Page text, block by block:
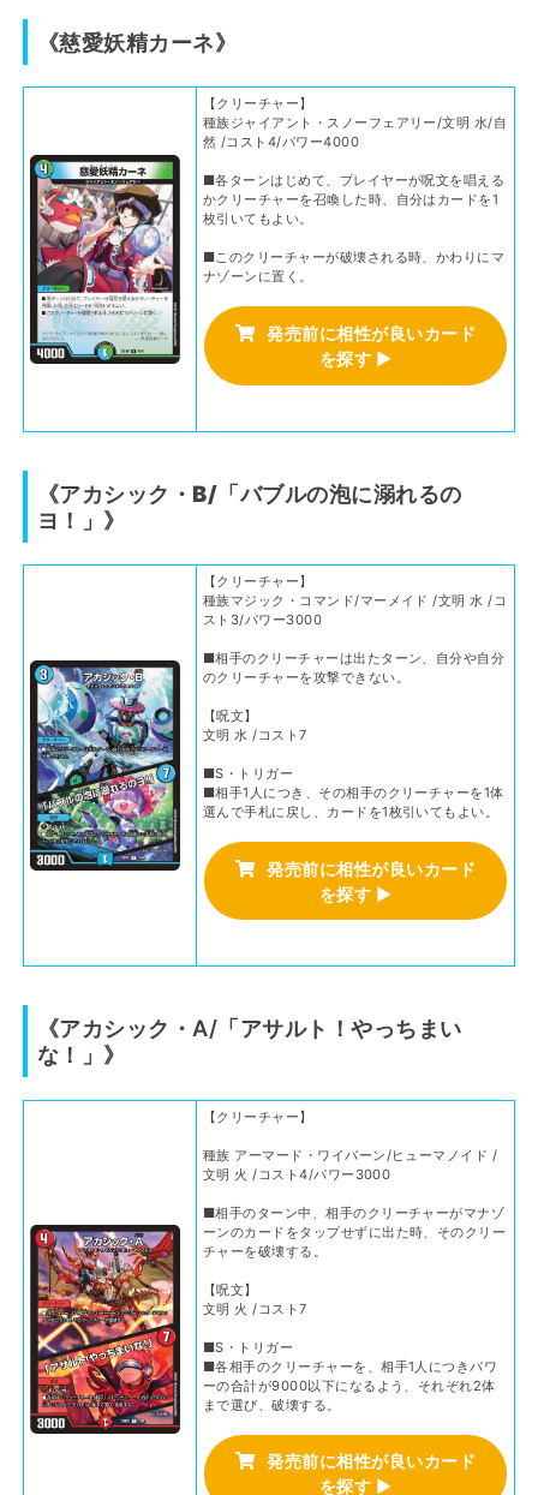
《慈愛妖精カーネ》
【クリーチャー】
種族ジャイアント・スノーフェアリー/文明 水/自
然 /コスト4/パワー4000
■各ターンはじめて、プレイヤーが呪文を唱える
かクリーチャーを召喚した時、自分はカードを1
枚引いてもよい。
■このクリーチャーが破壊される時、かわりにマ
ナゾーンに置く。
発売前に相性が良いカード
を探す ▶
《アカシック・B/「バブルの泡に溺れるの
ヨ！」》
【クリーチャー】
種族マジック・コマンド/マーメイド /文明 水 /コ
スト3/パワー3000
■相手のクリーチャーは出たターン、自分や自分
のクリーチャーを攻撃できない。
【呪文】
文明 水 /コスト7
■S・トリガー
■相手1人につき、その相手のクリーチャーを1体
選んで手札に戻し、カードを1枚引いてもよい。
発売前に相性が良いカード
を探す ▶
《アカシック・A/「アサルト！やっちまい
な！」》
【クリーチャー】
種族 アーマード・ワイバーン/ヒューマノイド /
文明 火 /コスト4/パワー3000
■相手のターン中、相手のクリーチャーがマナゾ
ーンのカードをタップせずに出た時、そのクリー
チャーを破壊する。
【呪文】
文明 火 /コスト7
■S・トリガー
■各相手のクリーチャーを、相手1人につきパワ
ーの合計が9000以下になるよう、それぞれ2体
まで選び、破壊する。
発売前に相性が良いカード
を探す ▶